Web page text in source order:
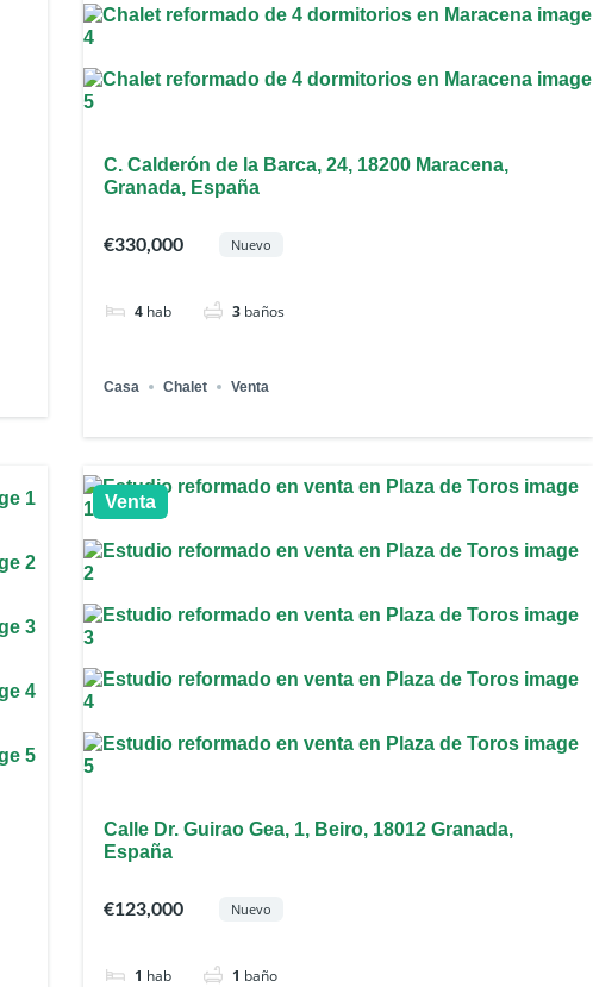
C. Calderón de la Barca, 24, 18200 Maracena,
Granada, España
€330,000 Nuevo
4 hab 3 baños
Casa Chalet Venta
Venta
Calle Dr. Guirao Gea, 1, Beiro, 18012 Granada,
España
€123,000 Nuevo
1 hab 1 baño